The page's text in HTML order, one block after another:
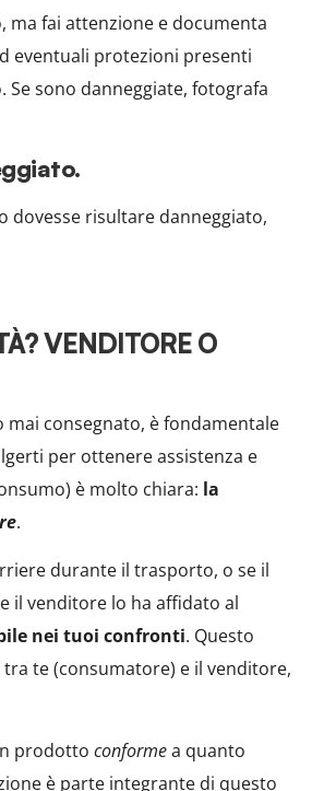
ma fai attenzione e documenta
eventuali protezioni presenti
sono danneggiate, fotografa
dovesse risultare danneggiato,
VENDITORE O
consegnato, è fondamentale
per ottenere assistenza e
è molto chiara: la
.
durante il trasporto, o se il
il venditore lo ha affidato al
nei tuoi confronti. Questo
te (consumatore) e il venditore,
prodottoconformea quanto
è parte integrante di questo